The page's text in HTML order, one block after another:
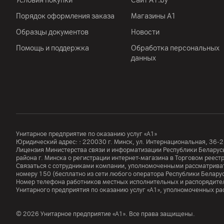
Порядок оформления заказа
Образцы документов
Помощь и поддержка
Магазины А1
Новости
Обработка персональных
данных
Унитарное предприятие по оказанию услуг «А1»
Юридический адрес: : 220030 г. Минск, ул. Интернациональная, 36-2
Лицензия Министерства связи и информатизации Республики
района г. Минска о регистрации интернет-магазина в Торговом
Связаться с сотрудниками компании, уполномоченными
номеру 150 (бесплатно из сети любого оператора Республики
Номер телефона работников местных исполнительных и
Унитарного предприятия по оказанию услуг «А1», уполномоченных
© 2026 Унитарное предприятие «А1». Все права защищены.